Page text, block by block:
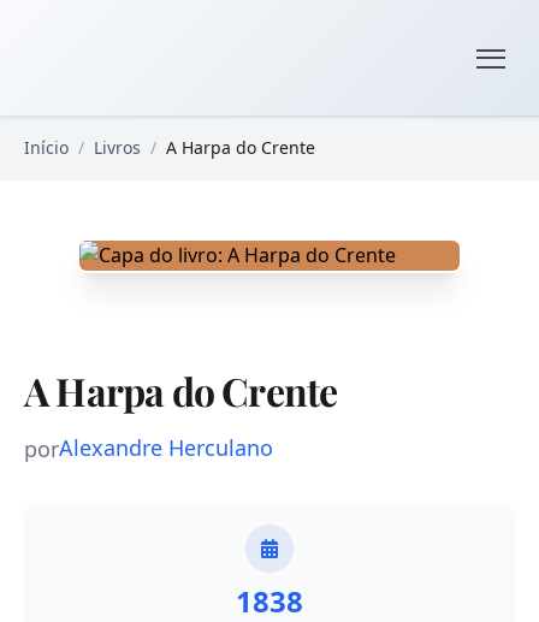
Início / Livros / A Harpa do Crente
A Harpa do Crente
porAlexandre Herculano
1838